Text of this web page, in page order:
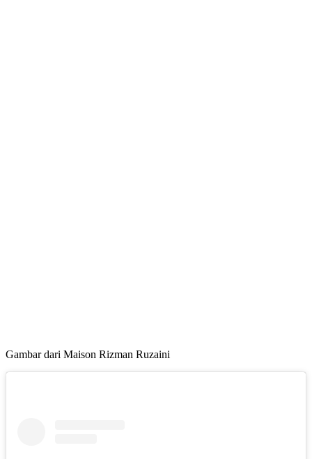
Gambar dari Maison Rizman Ruzaini